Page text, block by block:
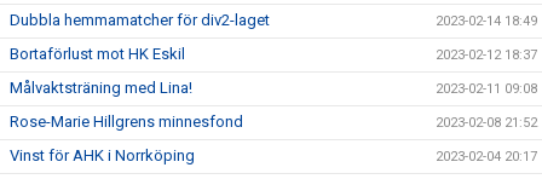
Dubbla hemmamatcher för div2-laget 2023-02-14 18:49
Bortaförlust mot HK Eskil 2023-02-12 18:37
Målvaktsträning med Lina! 2023-02-11 09:08
Rose-Marie Hillgrens minnesfond 2023-02-08 21:52
Vinst för AHK i Norrköping 2023-02-04 20:17